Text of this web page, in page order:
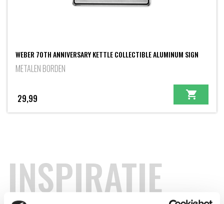
WEBER 70TH ANNIVERSARY KETTLE COLLECTIBLE ALUMINUM SIGN
METALEN BORDEN
29,99
INSPIRATIE